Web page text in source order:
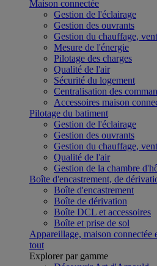
Maison connectée
Gestion de l'éclairage
Gestion des ouvrants
Gestion du chauffage,
Mesure de l'énergie
Pilotage des charges
Qualité de l'air
Sécurité du logement
Centralisation des
Accessoires maison
Pilotage du batiment
Gestion de l'éclairage
Gestion des ouvrants
Gestion du chauffage,
Qualité de l'air
Gestion de la chambre
Boîte d'encastrement, de
Boîte d'encastrement
Boîte de dérivation
Boîte DCL et accessoires
Boîte et prise de sol
Appareillage, maison connectée
tout
Explorer par gamme